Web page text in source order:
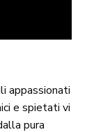
appassionati
e spietati vi
pura